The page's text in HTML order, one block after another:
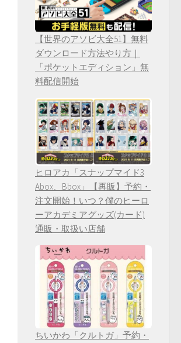
【世界のアソビ大全51】無料
ダウンロード方法やり方｜
「ポケットエディション」無
料配信開始
ヒロアカ「スナップマイド3
Abox、Bbox」【再販】予約・
注文開始！いつ？僕のヒーロ
ーアカデミアグッズ(カード)
通販・取扱い店舗
ちいかわ「クルトガ」予約・